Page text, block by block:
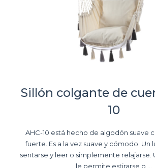
Sillón colgante de
10
AHC-10 está hecho de algodón suave
fuerte. Es a la vez suave y cómodo. Un
sentarse y leer o simplemente relajarse.
le permite estirarse o ...